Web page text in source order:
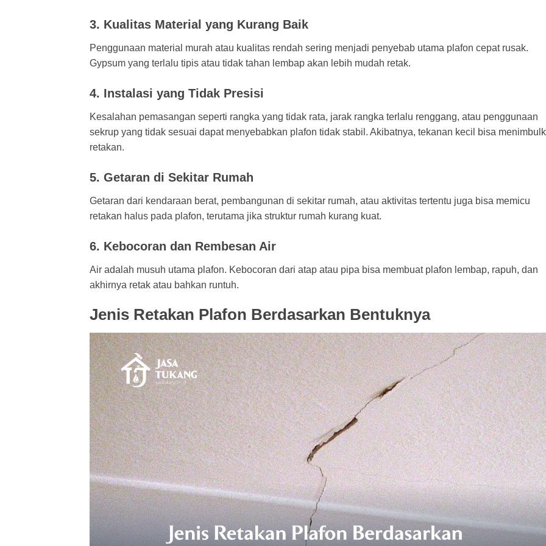
3. Kualitas Material yang Kurang Baik
Penggunaan material murah atau kualitas rendah sering menjadi penyebab utama plafon cepat rusak.
Gypsum yang terlalu tipis atau tidak tahan lembap akan lebih mudah retak.
4. Instalasi yang Tidak Presisi
Kesalahan pemasangan seperti rangka yang tidak rata, jarak rangka terlalu renggang, atau penggunaan
sekrup yang tidak sesuai dapat menyebabkan plafon tidak stabil. Akibatnya, tekanan kecil bisa
retakan.
5. Getaran di Sekitar Rumah
Getaran dari kendaraan berat, pembangunan di sekitar rumah, atau aktivitas tertentu juga bisa memicu
retakan halus pada plafon, terutama jika struktur rumah kurang kuat.
6. Kebocoran dan Rembesan Air
Air adalah musuh utama plafon. Kebocoran dari atap atau pipa bisa membuat plafon lembap, rapuh, dan
akhirnya retak atau bahkan runtuh.
Jenis Retakan Plafon Berdasarkan Bentuknya